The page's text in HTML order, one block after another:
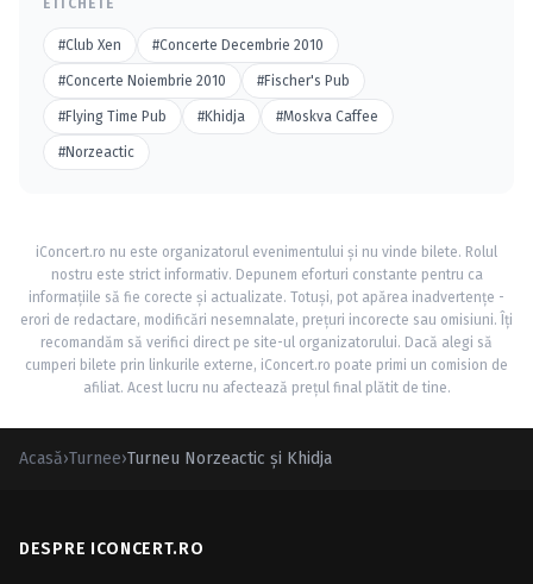
ETICHETE
#Club Xen #Concerte Decembrie 2010
#Concerte Noiembrie 2010 #Fischer's Pub
#Flying Time Pub #Khidja #Moskva Caffee
#Norzeactic
iConcert.ro nu este organizatorul evenimentului și nu vinde bilete. Rolul
nostru este strict informativ. Depunem eforturi constante pentru ca
informațiile să fie corecte și actualizate. Totuși, pot apărea inadvertențe -
erori de redactare, modificări nesemnalate, prețuri incorecte sau omisiuni. Îți
recomandăm să verifici direct pe site-ul organizatorului. Dacă alegi să
cumperi bilete prin linkurile externe, iConcert.ro poate primi un comision de
afiliat. Acest lucru nu afectează prețul final plătit de tine.
Acasă›Turnee›Turneu Norzeactic şi Khidja
DESPRE ICONCERT.RO